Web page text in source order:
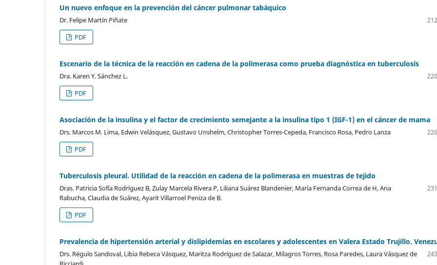
Un nuevo enfoque en la prevención del cáncer pulmonar tabáquico
Dr. Felipe Martín Piñate
PDF
Escenario de la técnica de la reacción en cadena de la polimerasa como prueba diagnóstica en tuberculosis
Dra. Karen Y. Sánchez L.
PDF
Asociación de la insulina y el factor de crecimiento semejante a la insulina tipo 1 (IGF-1) en el cáncer de mama
Drs. Marcos M. Lima, Edwin Velásquez, Gustavo Unshelm, Christopher Torres-Cepeda, Francisco Rosa, Pedro Lanza
PDF
Tuberculosis pleural. Utilidad de la reacción en cadena de la polimerasa en muestras de tejido
Dras. Patricia Sofía Rodríguez B, Zulay Marcela Rivera P, Liliana Suárez Blandenier, María Fernanda Correa de H, Ana
Rabucha, Claudia de Suárez, Ayarit Villarroel Peniza de B.
PDF
Prevalencia de hipertensión arterial y dislipidemias en escolares y adolescentes en Valera Estado Trujillo.
Drs. Régulo Sandoval, Libia Rebeca Vásquez, Maritza Rodríguez de Salazar, Milagros Torres, Rosa Paredes, Laura Vásquez de